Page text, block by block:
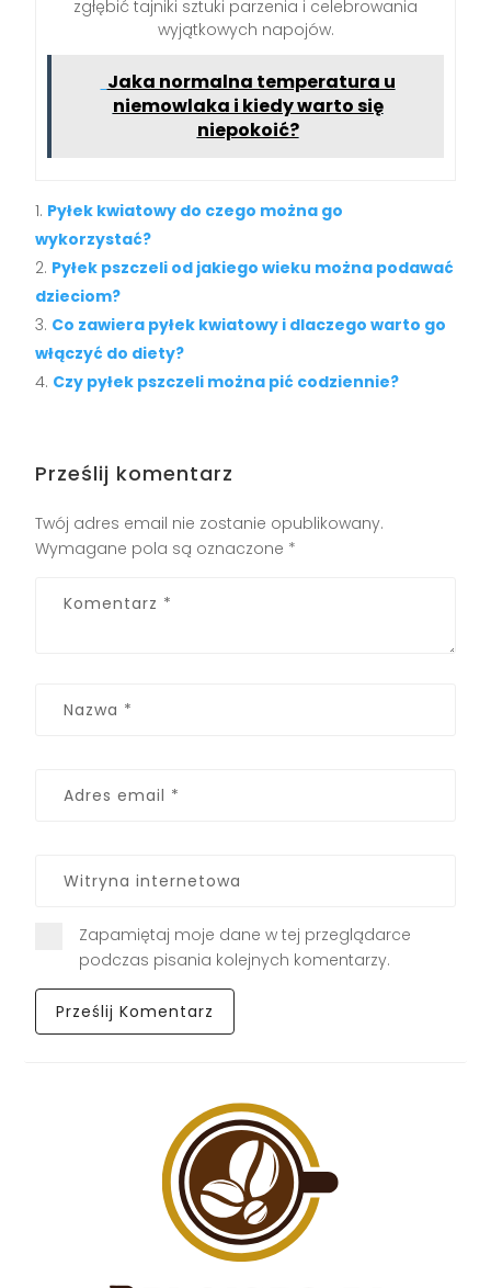
zgłębić tajniki sztuki parzenia i celebrowania
wyjątkowych napojów.
Jaka normalna temperatura u
niemowlaka i kiedy warto się
niepokoić?
Pyłek kwiatowy do czego można go
wykorzystać?
Pyłek pszczeli od jakiego wieku można podawać
dzieciom?
Co zawiera pyłek kwiatowy i dlaczego warto go
włączyć do diety?
Czy pyłek pszczeli można pić codziennie?
Prześlij komentarz
Twój adres email nie zostanie opublikowany.
Wymagane pola są oznaczone *
Zapamiętaj moje dane w tej przeglądarce
podczas pisania kolejnych komentarzy.